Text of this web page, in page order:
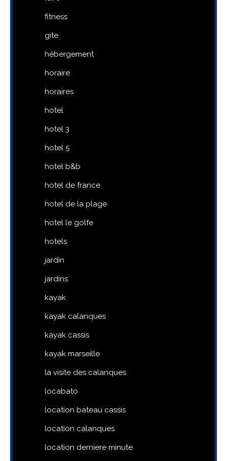
fitness
gite
hébergement
horaire
horaires
hotel
hotel 3
hotel 5
hotel b&b
hotel de france
hotel de la plage
hotel le golfe
hotels
jardin
jardins
kayak
kayak calanques
kayak cassis
kayak marseille
la visite des calanques
locabato
location bateau cassis
location calanques
location derniere minute